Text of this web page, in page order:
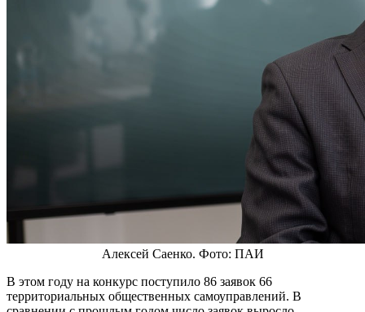
Алексей Саенко. Фото: ПАИ
В этом году на конкурс поступило 86 заявок 66
территориальных общественных самоуправлений. В